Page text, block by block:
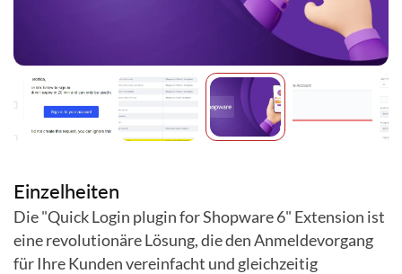
der
Bildgalerie
springen
Einzelheiten
Die "Quick Login plugin for Shopware 6" Extension ist
eine revolutionäre Lösung, die den Anmeldevorgang
für Ihre Kunden vereinfacht und gleichzeitig